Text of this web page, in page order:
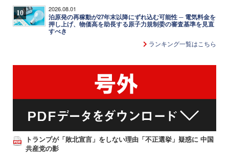
10 2026.08.01
泊原発の再稼動が27年末以降にずれ込む可能性 ─ 電気料金を
押し上げ、物価高を助長する原子力規制委の審査基準を見直
すべき
ランキング一覧はこちら
トランプが「敗北宣言」をしない理由「不正選挙」疑惑に 中国
共産党の影